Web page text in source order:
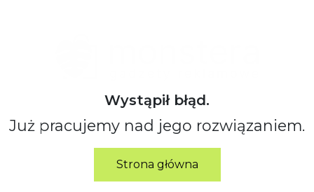
Wystąpił błąd.
Już pracujemy nad jego rozwiązaniem.
Strona główna